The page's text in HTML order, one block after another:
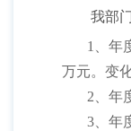
我部门
1
、
万元。变
2 、
3 、